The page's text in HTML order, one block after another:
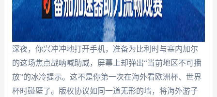
深夜，你兴冲冲地打开手机，准备为比利时与塞内加尔
的这场焦点战呐喊助威，屏幕上却弹出“当前地区不可播
放”的冰冷提示。这不是你第一次在海外看欧洲杯、世界
杯时碰壁了。版权协议如同一道无形的墙，将海外游子